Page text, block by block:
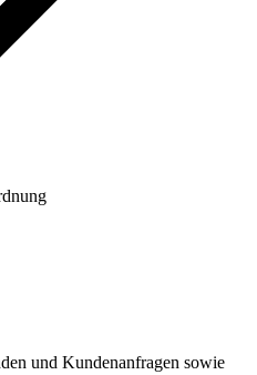
und Kundenanfragen sowie